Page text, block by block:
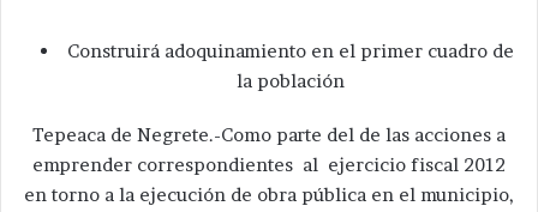
Construirá adoquinamiento en el primer cuadro de
la población
Tepeaca de Negrete.-Como parte del de las acciones a
emprender correspondientes al ejercicio fiscal 2012
en torno a la ejecución de obra pública en el municipio,